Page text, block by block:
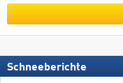
Schneeberichte